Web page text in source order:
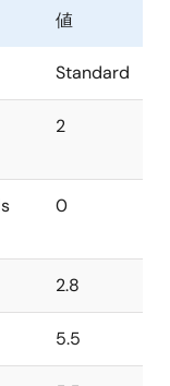
〜5.5V、出力
ざまな低電圧シ
なものは2つの小
り、高度に最適
ます。1.9Vを
路で設定でき
信頼性に優れた
ルネサスファミ
ューションを
の24ピン
ジで提供されま
A)も入手可能
値
Standard
2
0
2.8
5.5